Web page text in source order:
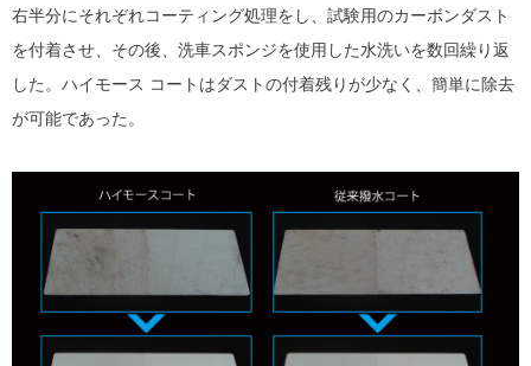
右半分にそれぞれコーティング処理をし、試験用のカーボンダスト
を付着させ、その後、洗車スポンジを使用した水洗いを数回繰り返
した。ハイモース コートはダストの付着残りが少なく、簡単に除去
が可能であった。